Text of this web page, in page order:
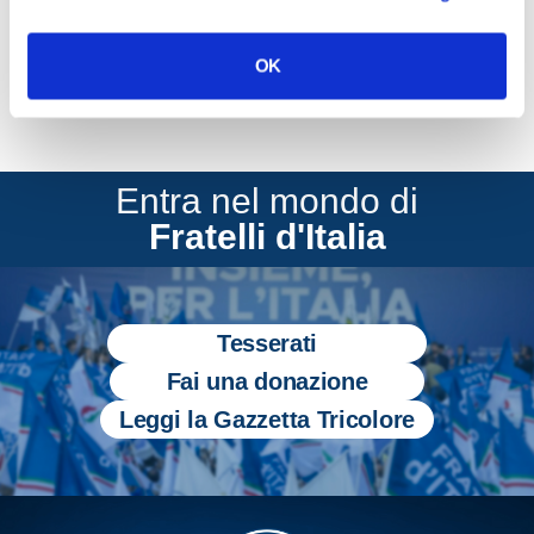
OK
Entra nel mondo di
Fratelli d'Italia
Tesserati
Fai una donazione
Leggi la Gazzetta Tricolore